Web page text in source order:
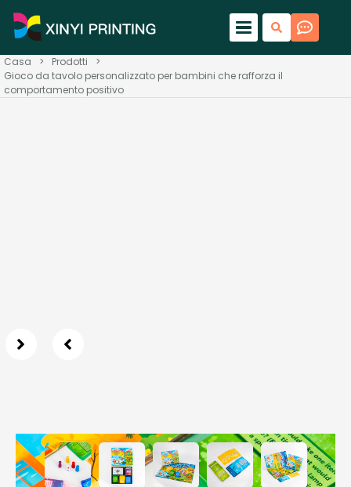
Casa > Prodotti
>
Gioco da tavolo personalizzato per bambini che rafforza il
comportamento positivo